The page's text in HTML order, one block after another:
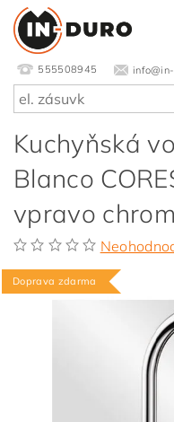
555508945
Kuchyňská
Blanco
vpravo
Doprava zdarma